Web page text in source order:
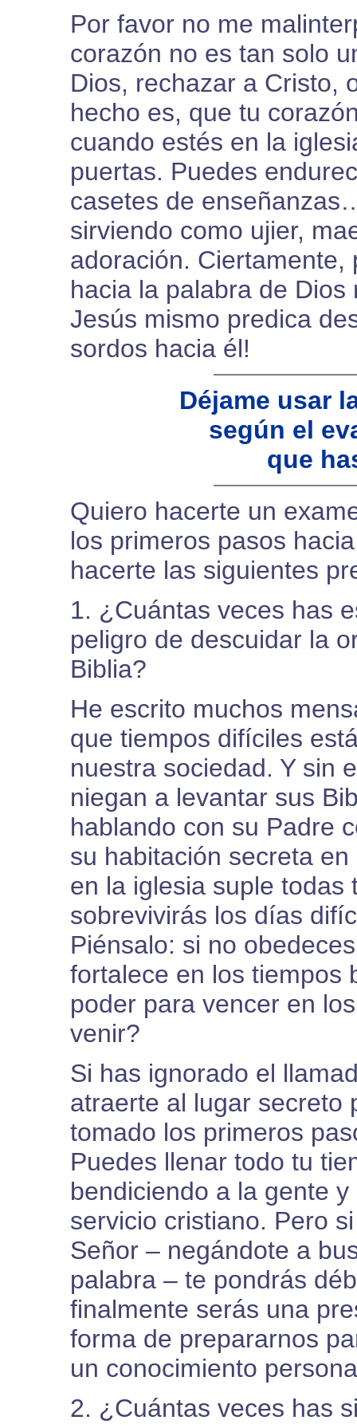
Por favor no me
corazón no es tan solo
Dios, rechazar a Cristo,
hecho es, que tu
cuando estés en la
puertas. Puedes
casetes de
sirviendo como ujier,
adoración.
hacia la palabra de Dios
Jesús mismo predica
sordos hacia él!
Déjame usar
según el
que
Quiero hacerte un
los primeros pasos
hacerte las siguientes
1. ¿Cuántas veces has
peligro de descuidar la
Biblia?
He escrito muchos
que tiempos difíciles
nuestra sociedad. Y sin
niegan a levantar sus
hablando con su Padre
su habitación secreta
en la iglesia suple todas
sobrevivirás los días
Piénsalo: si no
fortalece en los tiempos
poder para vencer en
venir?
Si has ignorado el
atraerte al lugar secreto
tomado los primeros
Puedes llenar todo tu
bendiciendo a la gente
servicio cristiano. Pero
Señor – negándote a
palabra – te pondrás
finalmente serás una
forma de prepararnos
un conocimiento
2. ¿Cuántas veces has